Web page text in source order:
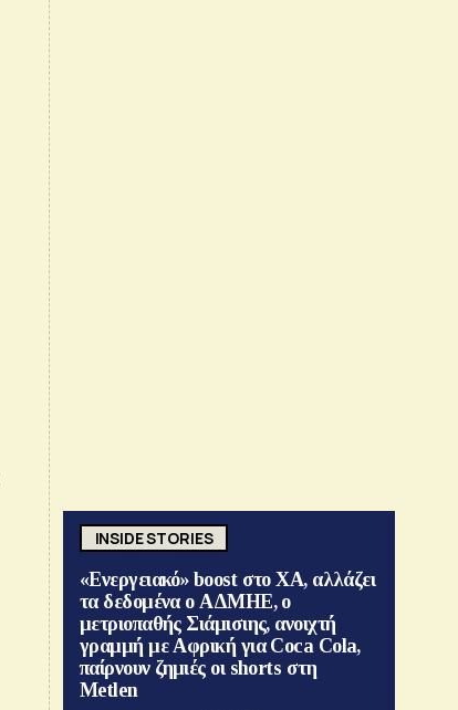
INSIDE STORIES
«Ενεργειακό» boost στο ΧΑ, αλλάζει
τα δεδομένα ο ΑΔΜΗΕ, ο
μετριοπαθής Σιάμισιης, ανοιχτή
γραμμή με Αφρική για Coca Cola,
παίρνουν ζημιές οι shorts στη
Metlen